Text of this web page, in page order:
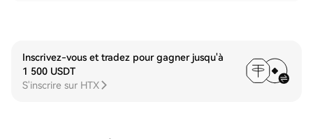
Inscrivez-vous et tradez pour gagner jusqu'à
1 500 USDT
S'inscrire sur HTX